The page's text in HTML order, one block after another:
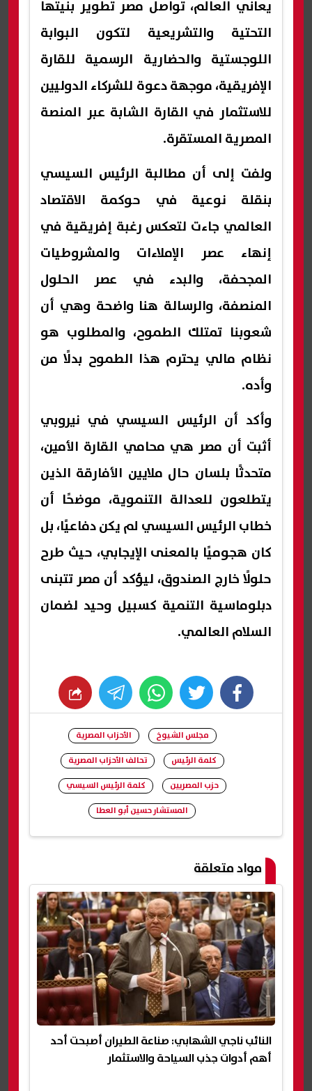
يعاني العالم، تواصل مصر تطوير بنيتها
التحتية والتشريعية لتكون البوابة
اللوجستية والحضارية الرسمية للقارة
الإفريقية، موجهة دعوة للشركاء الدوليين
للاستثمار في القارة الشابة عبر المنصة
المصرية المستقرة.
ولفت إلى أن مطالبة الرئيس السيسي
بنقلة نوعية في حوكمة الاقتصاد
العالمي جاءت لتعكس رغبة إفريقية في
إنهاء عصر الإملاءات والمشروطيات
المجحفة، والبدء في عصر الحلول
المنصفة، والرسالة هنا واضحة وهي أن
شعوبنا تمتلك الطموح، والمطلوب هو
نظام مالي يحترم هذا الطموح بدلًا من
وأده.
وأكد أن الرئيس السيسي في نيروبي
أثبت أن مصر هي محامي القارة الأمين،
متحدثًا بلسان حال ملايين الأفارقة الذين
يتطلعون للعدالة التنموية، موضحًا أن
خطاب الرئيس السيسي لم يكن دفاعيًا، بل
كان هجوميًا بالمعنى الإيجابي، حيث طرح
حلولًا خارج الصندوق، ليؤكد أن مصر تتبنى
دبلوماسية التنمية كسبيل وحيد لضمان
السلام العالمي.
facebook
twitter
whats
مجلس الشيوخ
الأحزاب المصرية
كلمة الرئيس
تحالف الأحزاب المصرية
حزب المصريين
كلمة الرئيس السيسي
المستشار حسين أبو العطا
مواد متعلقة
النائب ناجي الشهابي: صناعة الطيران أصبحت أحد
أهم أدوات جذب السياحة والاستثمار